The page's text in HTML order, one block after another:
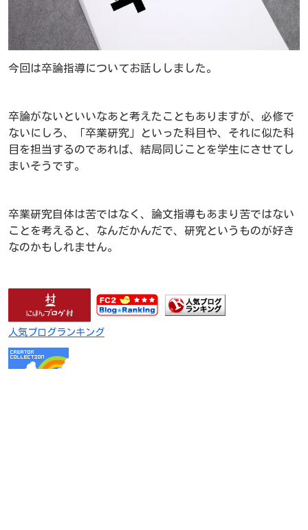
今回は卒論指導についてお話ししました。
卒論がないといいなあと考えたこともありますが、必修で
ないにしろ、「卒業研究」といった科目や、それに似た科
目を担当するのであれば、結局同じことを学生にさせてし
まいそうです。
卒業研究自体は苦ではなく、論文指導もあまり苦ではない
ことを考えると、なんだかんだで、研究というものが好き
なのかもしれません。
人気ブログランキング